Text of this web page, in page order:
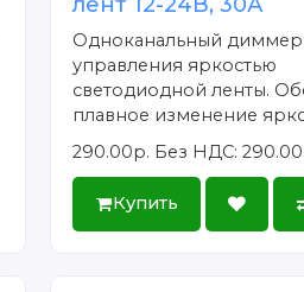
Одноканальный
управления яркостью
светодиодной ленты.
плавное изменение
290.00р. Без НДС:
Купить